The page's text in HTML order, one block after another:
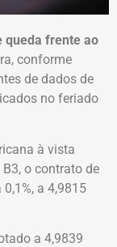
queda frente ao
conforme
de dados de
no feriado
à vista
o contrato de
a 4,9815
a 4,9839